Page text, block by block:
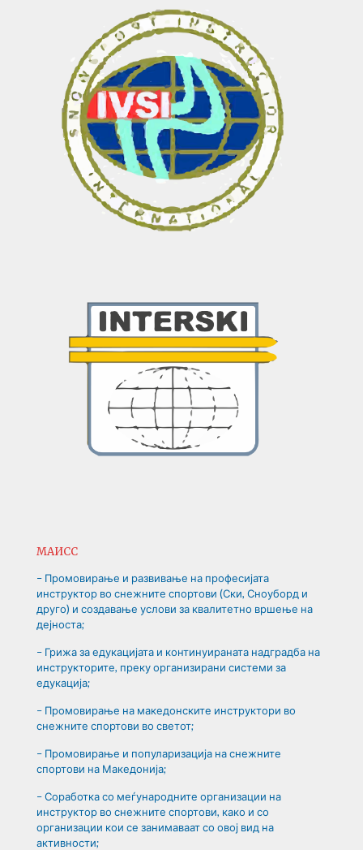
МАИСС
– Промовирање и развивање на професијата
инструктор во снежните спортови (Ски, Сноуборд и
друго) и создавање услови за квалитетно вршење на
дејноста;
– Грижа за едукацијата и континуираната надградба на
инструкторите, преку организирани системи за
едукација;
– Промовирање на македонските инструктори во
снежните спортови во светот;
– Промовирање и популаризација на снежните
спортови на Македонија;
– Соработка со меѓународните организации на
инструктор во снежните спортови, како и со
организации кои се занимаваат со овој вид на
активности;